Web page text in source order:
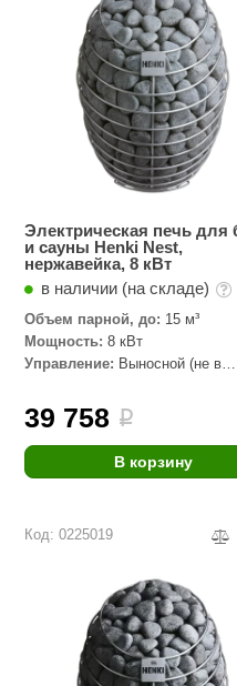
Электрическая печь для
и сауны Henki Nest,
нержавейка, 8 кВт
в наличии (на складе)
Объем парной, до: 15 м³
Мощность: 8 кВт
Управление: Выносной (не в
39 758 i
В корзину
Код: 0225019